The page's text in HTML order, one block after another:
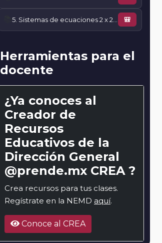
📚 🎒
Herramientas para el
docente
¿Ya conoces al
Creador de
Recursos
Educativos de la
Dirección General
@prende.mx CREA ?
Crea recursos para tus clases.
Regístrate en la NEMD aquí.
Conoce al CREA